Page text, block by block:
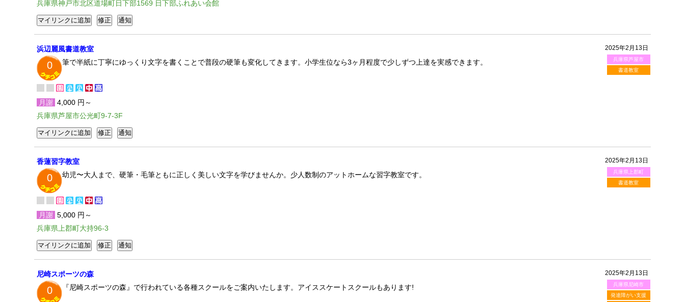
兵庫県神戸市北区道場町日下部1569 日下部ふれあい会館
2025年2月13日
兵庫県芦屋市
書道教室
浜辺麗風書道教室
0 筆で半紙に丁寧にゆっくり文字を書くことで普段の硬筆も変化してきます。小学生位なら3ヶ月程度で少しずつ上達を実感できます。
月謝 4,000 円～
兵庫県芦屋市公光町9-7-3F
2025年2月13日
兵庫県上郡町
書道教室
香蓮習字教室
0 幼児〜大人まで、硬筆・毛筆ともに正しく美しい文字を学びませんか。少人数制のアットホームな習字教室です。
月謝 5,000 円～
兵庫県上郡町大持96-3
2025年2月13日
兵庫県尼崎市
発達障がい支援
尼崎スポーツの森
0 『尼崎スポーツの森』で行われている各種スクールをご案内いたします。アイススケートスクールもあります!